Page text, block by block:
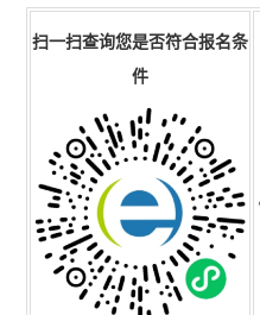
扫一扫查询您是否符合报名条
件